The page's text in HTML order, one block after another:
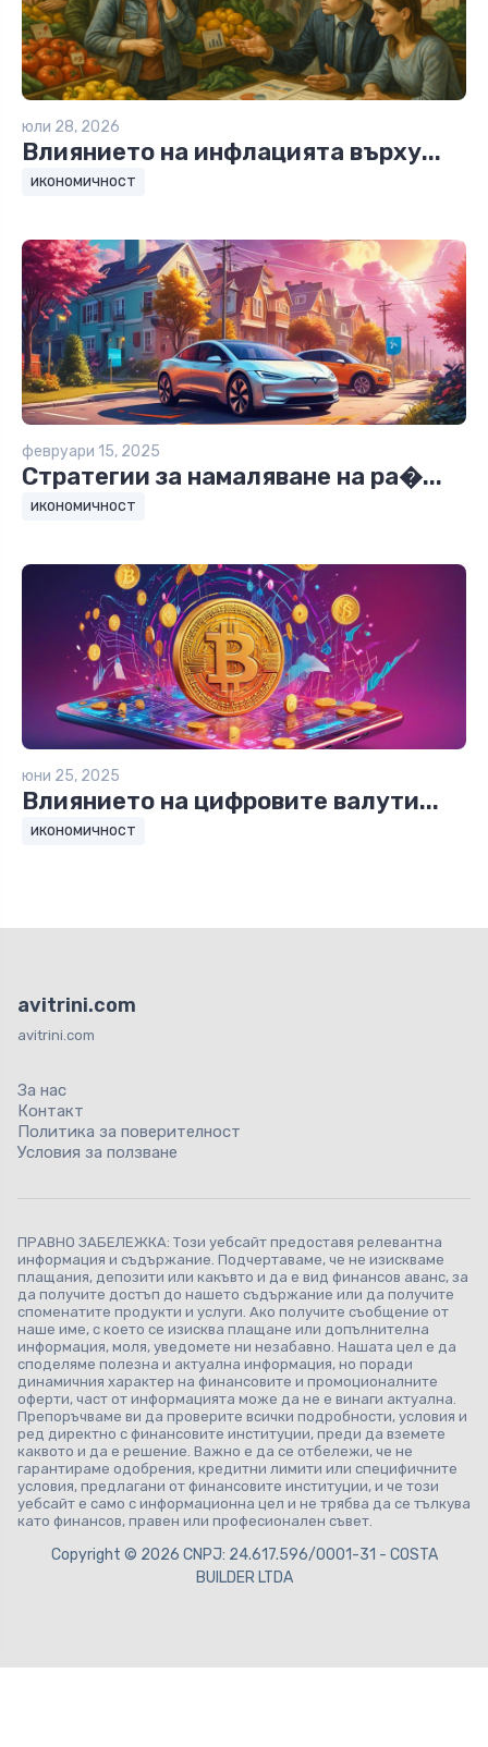
юли 28, 2026
Влиянието на инфлацията върху...
икономичност
февруари 15, 2025
Стратегии за намаляване на ра�...
икономичност
юни 25, 2025
Влиянието на цифровите валути...
икономичност
avitrini.com
avitrini.com
За нас
Контакт
Политика за поверителност
Условия за ползване
ПРАВНО ЗАБЕЛЕЖКА: Този уебсайт предоставя релевантна
информация и съдържание. Подчертаваме, че не изискваме
плащания, депозити или какъвто и да е вид финансов аванс, за
да получите достъп до нашето съдържание или да получите
споменатите продукти и услуги. Ако получите съобщение от
наше име, с което се изисква плащане или допълнителна
информация, моля, уведомете ни незабавно. Нашата цел е да
споделяме полезна и актуална информация, но поради
динамичния характер на финансовите и промоционалните
оферти, част от информацията може да не е винаги актуална.
Препоръчваме ви да проверите всички подробности, условия и
ред директно с финансовите институции, преди да вземете
каквото и да е решение. Важно е да се отбележи, че не
гарантираме одобрения, кредитни лимити или специфичните
условия, предлагани от финансовите институции, и че този
уебсайт е само с информационна цел и не трябва да се тълкува
като финансов, правен или професионален съвет.
Copyright © 2026 CNPJ: 24.617.596/0001-31 - COSTA
BUILDER LTDA